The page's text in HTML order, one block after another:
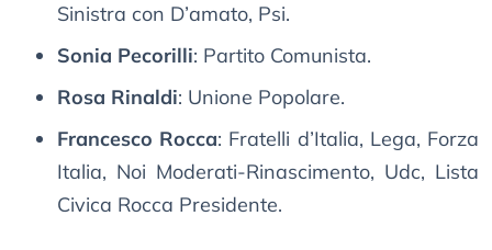
Sinistra con D’amato, Psi.
Sonia Pecorilli: Partito Comunista.
Rosa Rinaldi: Unione Popolare.
Francesco Rocca: Fratelli d’Italia, Lega, Forza
Italia, Noi Moderati-Rinascimento, Udc, Lista
Civica Rocca Presidente.